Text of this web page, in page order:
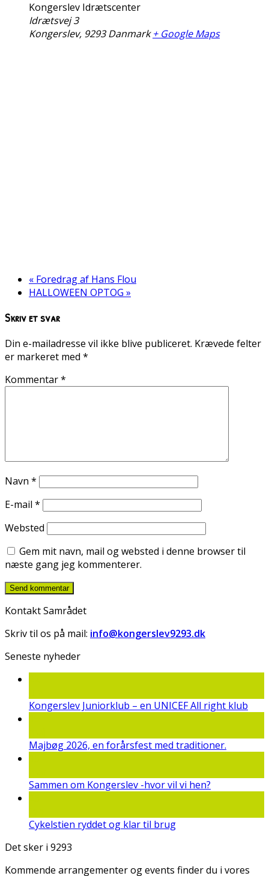
Kongerslev Idrætscenter
Idrætsvej 3
Kongerslev, 9293 Danmark + Google Maps
« Foredrag af Hans Flou
HALLOWEEN OPTOG »
Skriv et svar
Din e-mailadresse vil ikke blive publiceret. Krævede felter
er markeret med *
Kommentar*
Navn *
E-mail *
Websted
Gem mit navn, mail og websted i denne browser til
næste gang jeg kommenterer.
Kontakt Samrådet
Skriv til os på mail: info@kongerslev9293.dk
Seneste nyheder
Kongerslev Juniorklub – en UNICEF All right klub
Majbøg 2026, en forårsfest med traditioner.
Sammen om Kongerslev -hvor vil vi hen?
Cykelstien ryddet og klar til brug
Det sker i 9293
Kommende arrangementer og events finder du i vores